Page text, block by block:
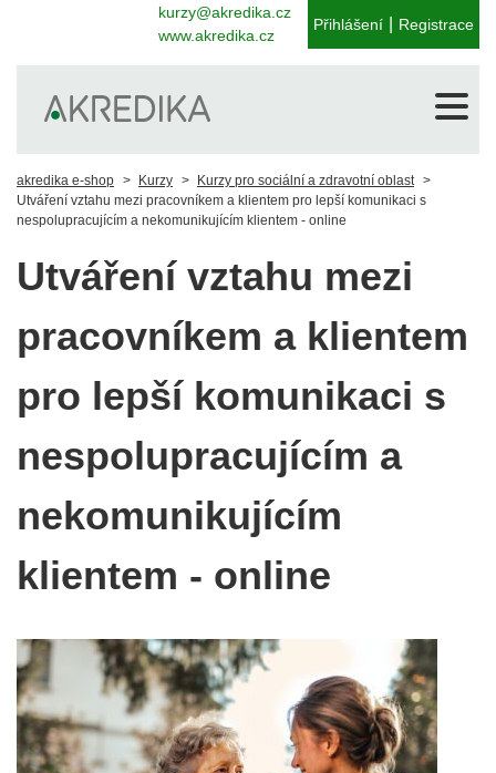
kurzy@akredika.cz
www.akredika.cz
Přihlášení Registrace
akredika e-shop Kurzy
Kurzy pro sociální a zdravotní oblast
Utváření vztahu mezi pracovníkem a klientem pro lepší komunikaci s
nespolupracujícím a nekomunikujícím klientem - online
Utváření vztahu mezi
pracovníkem a klientem
pro lepší komunikaci s
nespolupracujícím a
nekomunikujícím
klientem - online